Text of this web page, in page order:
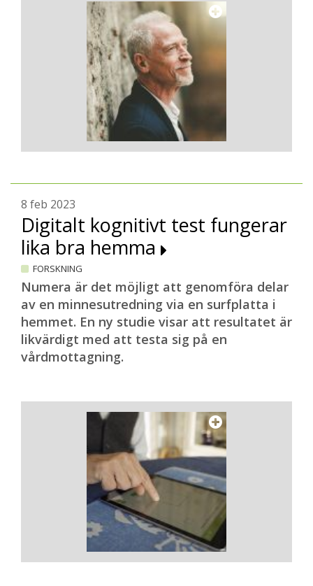
8 feb 2023
Digitalt kognitivt test fungerar
lika bra hemma
FORSKNING
Numera är det möjligt att genomföra delar
av en minnesutredning via en surfplatta i
hemmet. En ny studie visar att resultatet är
likvärdigt med att testa sig på en
vårdmottagning.